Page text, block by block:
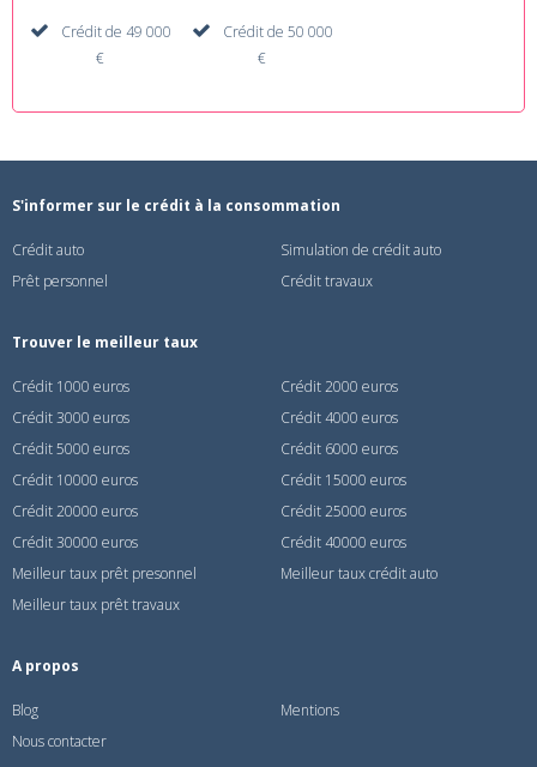
Crédit de 49 000
€
Crédit de 50 000
€
S'informer sur le crédit à la consommation
Crédit auto
Simulation de crédit auto
Prêt personnel
Crédit travaux
Trouver le meilleur taux
Crédit 1000 euros
Crédit 2000 euros
Crédit 3000 euros
Crédit 4000 euros
Crédit 5000 euros
Crédit 6000 euros
Crédit 10000 euros
Crédit 15000 euros
Crédit 20000 euros
Crédit 25000 euros
Crédit 30000 euros
Crédit 40000 euros
Meilleur taux prêt presonnel
Meilleur taux crédit auto
Meilleur taux prêt travaux
A propos
Blog
Mentions
Nous contacter